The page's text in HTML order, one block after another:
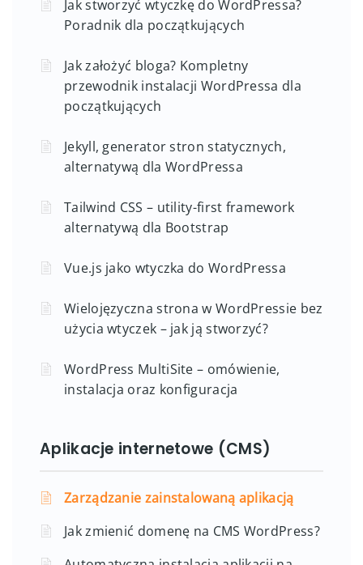
Jak stworzyć wtyczkę do WordPressa?
Poradnik dla początkujących
Jak założyć bloga? Kompletny
przewodnik instalacji WordPressa dla
początkujących
Jekyll, generator stron statycznych,
alternatywą dla WordPressa
Tailwind CSS – utility-first framework
alternatywą dla Bootstrap
Vue.js jako wtyczka do WordPressa
Wielojęzyczna strona w WordPressie bez
użycia wtyczek – jak ją stworzyć?
WordPress MultiSite – omówienie,
instalacja oraz konfiguracja
Aplikacje internetowe (CMS)
Zarządzanie zainstalowaną aplikacją
Jak zmienić domenę na CMS WordPress?